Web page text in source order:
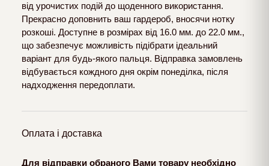
від урочистих подій до щоденного використання.
Прекрасно доповнить ваш гардероб, вносячи нотку
розкоші. Доступне в розмірах від 16.0 мм. до 22.0 мм.,
що забезпечує можливість підібрати ідеальний
варіант для будь-якого пальця. Відправка замовлень
відбувається кождного дня окрім понеділка, після
надходження передоплати.
Оплата і доставка
Для відправки обраного Вами товару необхідно